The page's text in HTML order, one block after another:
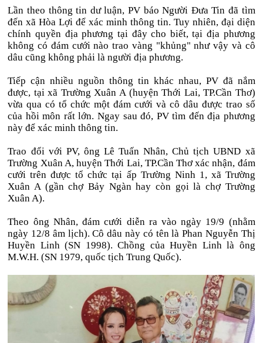
Lần theo thông tin dư luận, PV báo Người Đưa Tin đã tìm
đến xã Hòa Lợi để xác minh thông tin. Tuy nhiên, đại diện
chính quyền địa phương tại đây cho biết, tại địa phương
không có đám cưới nào trao vàng "khủng" như vậy và cô
dâu cũng không phải là người địa phương.
Tiếp cận nhiều nguồn thông tin khác nhau, PV đã nắm
được, tại xã Trường Xuân A (huyện Thới Lai, TP.Cần Thơ)
vừa qua có tổ chức một đám cưới và cô dâu được trao số
của hồi môn rất lớn. Ngay sau đó, PV tìm đến địa phương
này để xác minh thông tin.
Trao đổi với PV, ông Lê Tuấn Nhân, Chủ tịch UBND xã
Trường Xuân A, huyện Thới Lai, TP.Cần Thơ xác nhận, đám
cưới trên được tổ chức tại ấp Trường Ninh 1, xã Trường
Xuân A (gần chợ Bảy Ngàn hay còn gọi là chợ Trường
Xuân A).
Theo ông Nhân, đám cưới diễn ra vào ngày 19/9 (nhằm
ngày 12/8 âm lịch). Cô dâu này có tên là Phan Nguyễn Thị
Huyền Linh (SN 1998). Chồng của Huyền Linh là ông
M.W.H. (SN 1979, quốc tịch Trung Quốc).